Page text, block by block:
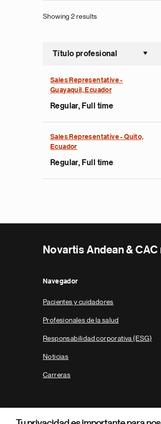
Showing 2 results
Título profesional
Sales Representative -
Guayaquil, Ecuador
Regular, Full time
Sales Representative - Quito,
Ecuador
Regular, Full time
Novartis Andean &
Navegador
Pacientes y cuidadores
Profesionales de la salud
Responsabilidad corporativa (ESG)
Noticias
Carreras